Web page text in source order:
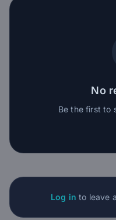
No
Be the first to
Log in to leave